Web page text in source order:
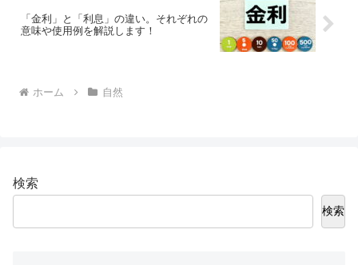
「金利」と「利息」の違い。それぞれの
意味や使用例を解説します！
ホーム 自然
検索
検索